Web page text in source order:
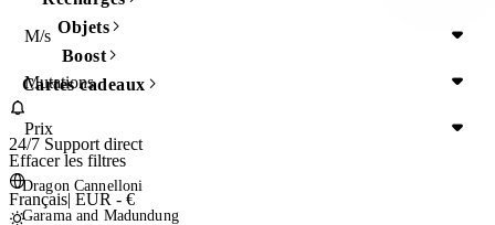
Objets
Boost
Cartes cadeaux
24/7 Support direct
Français| EUR - €
M/s
Mutations
Prix
Effacer les filtres
Dragon Cannelloni
Garama and Madundung